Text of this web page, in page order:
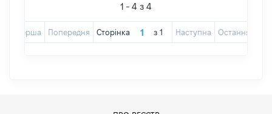
1 - 4 з 4
Перша Попередня Сторінка з 1 Наступна Остання